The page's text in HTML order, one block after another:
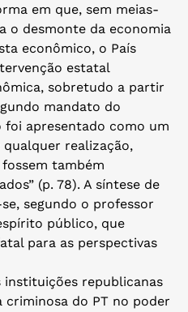
em que, sem meias-
o desmonte da economia
econômico, o País
estatal
sobretudo a partir
mandato do
foi apresentado como um
realização,
também
(p. 78). A síntese de
segundo o professor
público, que
para as perspectivas
republicanas
criminosa do PT no poder